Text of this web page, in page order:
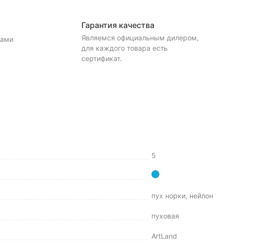
Гарантия качества
Являемся официальным дилером,
для каждого товара есть
сертификат.
5
пух норки, нейлон
пуховая
ArtLand